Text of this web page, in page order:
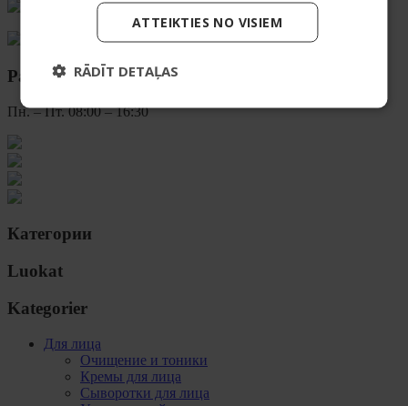
+371 20626606
ecommerce@bio2you.eu
Рабочее время
Пн. – Пт. 08:00 – 16:30
Категории
Luokat
Kategorier
Для лица
Очищение и тоники
Кремы для лица
Сыворотки для лица
ATTEIKTIES NO VISIEM
RĀDĪT DETAĻAS